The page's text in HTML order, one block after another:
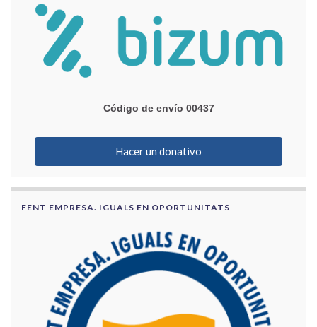
Código de envío 00437
Hacer un donativo
FENT EMPRESA. IGUALS EN OPORTUNITATS